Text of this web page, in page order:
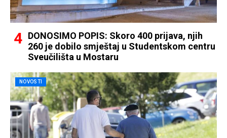
DONOSIMO POPIS: Skoro 400 prijava, njih
260 je dobilo smještaj u Studentskom centru
Sveučilišta u Mostaru
NOVOSTI